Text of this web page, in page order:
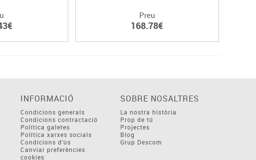
Preu
168.78€
INFORMACIÓ
Condicions generals
Condicions contractació
Política galetes
Política xarxes socials
Condicions d'ús
Canviar preferències
cookies
SOBRE NOSALTRES
La nostra història
Prop de tú
Projectes
Blog
Grup Descom